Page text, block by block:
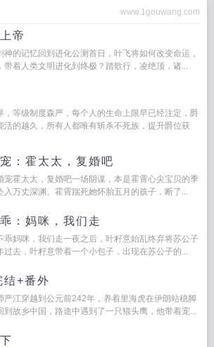
www.1gouwang.com
帝
神的记忆回到进化公测首日，叶飞将如何改变命运，
带着人类文明进化到终极？踏歌行，凌绝顶，诸...
，等级制度森严，每个人的生命上限早已经注定，爵
活的越久，所有人都唯有斩杀不死族，提升爵位获
：霍太太，复婚吧
宠霍太太，复婚吧一场阴谋，本是霍霄心尖宝贝的季
入万丈深渊。霍霄踹死她怀胎五月的孩子，断了...
：妈咪，我们走
乖妈咪，我们走一夜之后，叶籽意始乱终弃将苏公子
过去，叶籽意带着一个小包子，出现在苏公子的...
结+番外
严江穿越到公元前242年，养着里海虎在伊朗站稳脚
到故乡中国，路途中遇到了一只猫头鹰，他带着宠...